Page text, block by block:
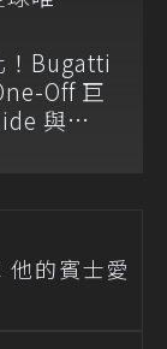
！Bugatti
Off 巨
與
的賓士愛